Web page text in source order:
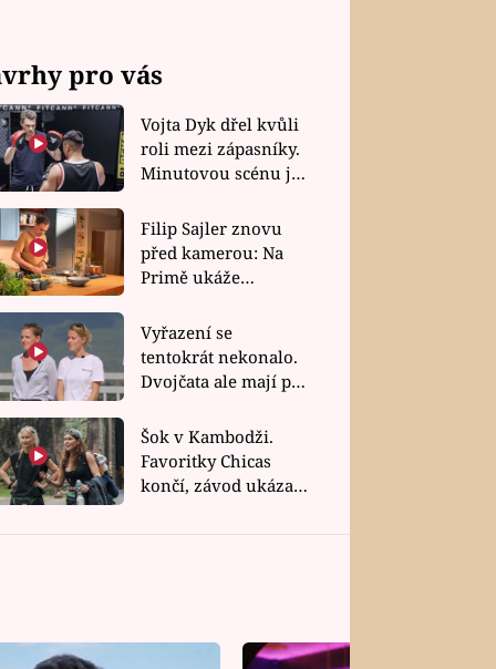
pro vás
Vojta Dyk dřel kvůli
roli mezi zápasníky.
Minutovou scénu jel
Filip Sajler znovu
před kamerou: Na
Primě ukáže
rychlé recepty
Vyřazení se
tentokrát nekonalo.
Dvojčata ale mají po
závodu nůž na krku
Šok v Kambodži.
Favoritky Chicas
končí, závod ukázal